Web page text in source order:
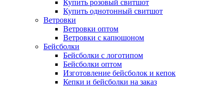
Купить розовый свитшот
Купить однотонный свитшот
Ветровки
Ветровки оптом
Ветровки с капюшоном
Бейсболки
Бейсболки с логотипом
Бейсболки оптом
Изготовление бейсболок и кепок
Кепки и бейсболки на заказ